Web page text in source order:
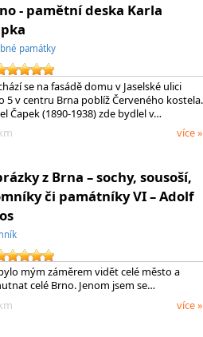
- pamětní deska Karla
památky
se na fasádě domu v Jaselské ulici
5 v centru Brna poblíž Červeného kostela.
Čapek (1890-1938) zde bydlel v…
více »
z Brna – sochy, sousoší,
či památníky VI – Adolf
mým záměrem vidět celé město a
celé Brno. Jenom jsem se…
více »